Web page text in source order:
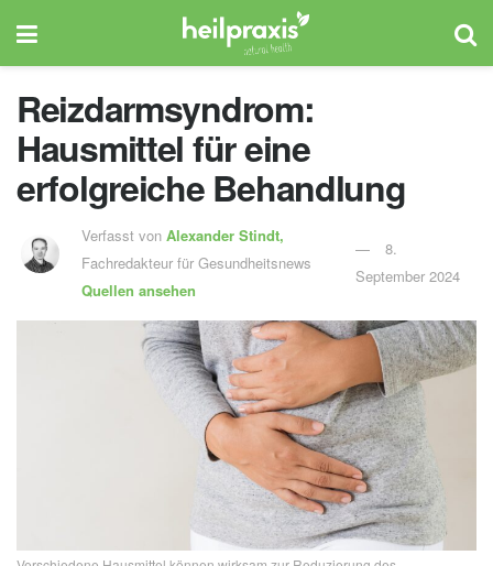
Reizdarmsyndrom:
Hausmittel für eine
erfolgreiche Behandlung
Verfasst vonAlexander Stindt,
Fachredakteur für Gesundheitsnews
Quellen ansehen
8.
September 2024